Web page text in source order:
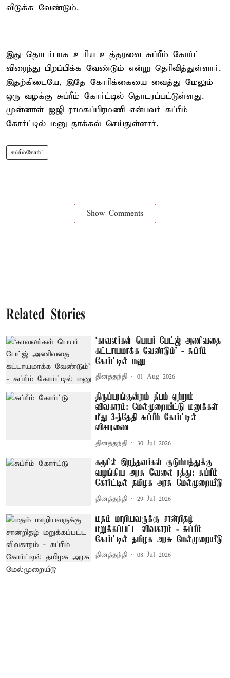
விடுக்க வேண்டும்.
இது தொடர்பாக உரிய உத்தரவை சுப்ரீம் கோர்ட்
விரைந்து பிறப்பிக்க வேண்டும் என்று தெரிவித்துள்ளார்.
இதற்கிடையே, இதே கோரிக்கையை வைத்து மேலும்
ஒரு வழக்கு சுப்ரீம் கோர்ட்டில் தொடரப்பட்டுள்ளது.
முன்னாள் ஐஜி ராமசுப்பிரமணி என்பவர் சுப்ரீம்
கோர்ட்டில் மனு தாக்கல் செய்துள்ளார்.
சுப்ரீம்கோர்ட்
Show Comments
Related Stories
‘காவலர்கள் பெயர் பேட்ஜ் அணிவதை
கட்டாயமாக்க வேண்டும்’ - சுப்ரீம்
கோர்ட்டில் மனு
தினத்தந்தி 01 Aug 2026
திருப்பரங்குன்றம் தீபம் ஏற்றும்
விவகாரம்: மேல்முறையீட்டு மனுக்கள்
மீது 3-ந்தேதி சுப்ரீம் கோர்ட்டில்
விசாரணை
தினத்தந்தி 30 Jul 2026
கரூரில் இறந்தவர்கள் குடும்பத்துக்கு
வழங்கிய அரசு வேலை ரத்து: சுப்ரீம்
கோர்ட்டில் தமிழக அரசு மேல்முறையீடு
தினத்தந்தி 29 Jul 2026
மதம் மாறியவருக்கு சான்றிதழ்
மறுக்கப்பட்ட விவகாரம் - சுப்ரீம்
கோர்ட்டில் தமிழக அரசு மேல்முறையீடு
தினத்தந்தி 08 Jul 2026